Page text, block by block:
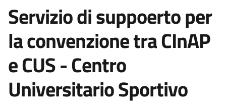
Servizio di suppoerto per
la convenzione tra CInAP
e CUS - Centro
Universitario Sportivo